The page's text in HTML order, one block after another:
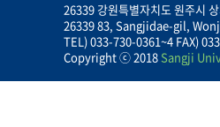
26339 강원특별자치도 원주시
26339 83, Sangjidae-gil,
TEL) 033-730-0361~4 FAX)
Copyright ⓒ 2018 Sangji